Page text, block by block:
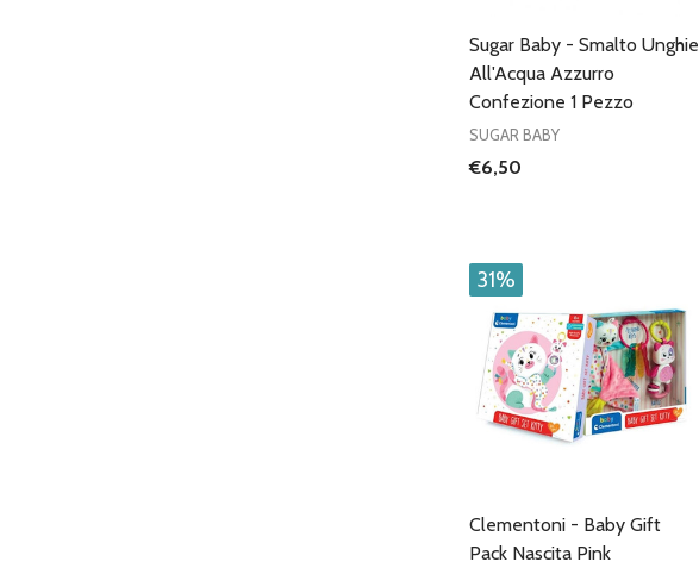
Sugar Baby - Smalto Unghie
All'Acqua Azzurro
Confezione 1 Pezzo
SUGAR BABY
€6,50
31%
Clementoni - Baby Gift
Pack Nascita Pink